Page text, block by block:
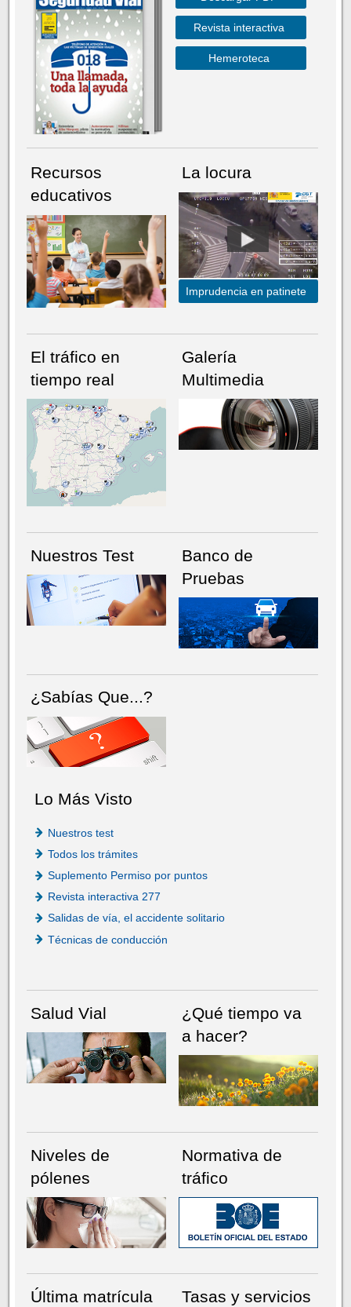
NÚMERO ACTUALHEMEROTECA
Revista interactiva
Hemeroteca
Recursos
educativos
La locura
Imprudencia en patinete
El tráfico en
tiempo real
Galería
Multimedia
Nuestros Test
Banco de
Pruebas
¿Sabías Que...?
Lo Más Visto
Nuestros test
Todos los trámites
Suplemento Permiso por puntos
Revista interactiva 277
Salidas de vía, el accidente solitario
Técnicas de conducción
Salud Vial
¿Qué tiempo va
a hacer?
Niveles de
pólenes
Normativa de
tráfico
Última matrícula
Tasas y servicios